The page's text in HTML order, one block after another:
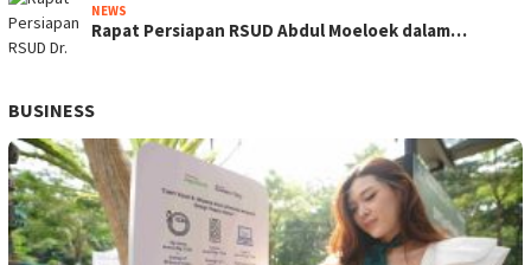
NEWS
Rapat Persiapan RSUD Abdul Moeloek dalam…
BUSINESS